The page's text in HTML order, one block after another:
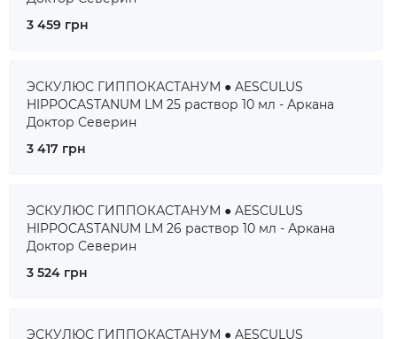
3 459 грн
ЭСКУЛЮС ГИППОКАСТАНУМ ● AESCULUS
HIPPOCASTANUM LM 25 раствор 10 мл - Аркана
Доктор Северин
3 417 грн
ЭСКУЛЮС ГИППОКАСТАНУМ ● AESCULUS
HIPPOCASTANUM LM 26 раствор 10 мл - Аркана
Доктор Северин
3 524 грн
ЭСКУЛЮС ГИППОКАСТАНУМ ● AESCULUS